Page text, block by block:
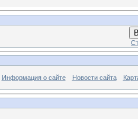
Информация о сайте Новости сайта